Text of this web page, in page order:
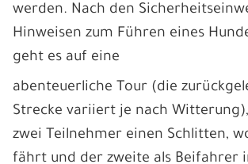
werden. Nach den
Hinweisen zum Führen eines
geht es auf eine
abenteuerliche Tour (die
Strecke variiert je nach
zwei Teilnehmer einen Schlitten,
fährt und der zweite als Beifahrer